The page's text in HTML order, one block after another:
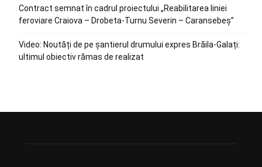
Contract semnat în cadrul proiectului „Reabilitarea liniei
feroviare Craiova – Drobeta-Turnu Severin – Caransebeș”
Video: Noutăți de pe șantierul drumului expres Brăila-Galați:
ultimul obiectiv rămas de realizat